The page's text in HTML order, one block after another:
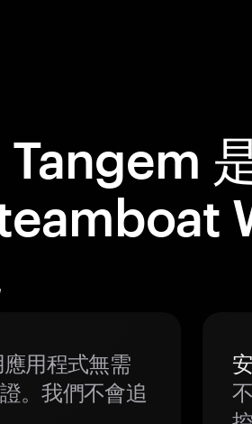
Tangem
用程式無需
。我們不會追